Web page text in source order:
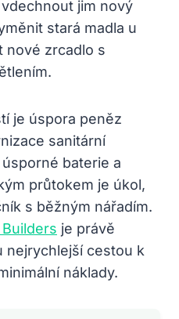
jim nový
stará madla u
nové zrcadlo s
je úspora peněz
sanitární
baterie a
průtokem je úkol,
s běžným nářadím.
Builders je právě
nejrychlejší cestou k
náklady.